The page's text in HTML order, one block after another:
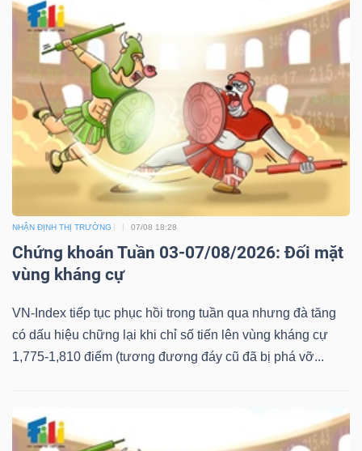
NHẬN ĐỊNH THỊ TRƯỜNG 07/08 18:28
Chứng khoán Tuần 03-07/08/2026: Đối mặt
vùng kháng cự
VN-Index tiếp tục phục hồi trong tuần qua nhưng đà tăng
có dấu hiệu chững lại khi chỉ số tiến lên vùng kháng cự
1,775-1,810 điểm (tương đương đáy cũ đã bị phá vỡ...